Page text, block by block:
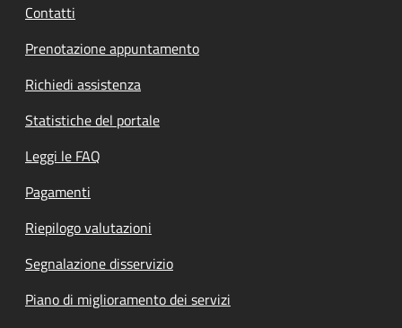
Contatti
Prenotazione appuntamento
Richiedi assistenza
Statistiche del portale
Leggi le FAQ
Pagamenti
Riepilogo valutazioni
Segnalazione disservizio
Piano di miglioramento dei servizi